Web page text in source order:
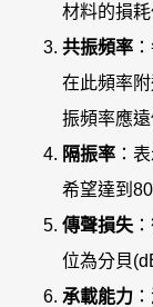
材料的損
共振頻率
在此頻率
振頻率應
隔振率 ：
希望達到
傳聲損失
位為分貝
承載能力